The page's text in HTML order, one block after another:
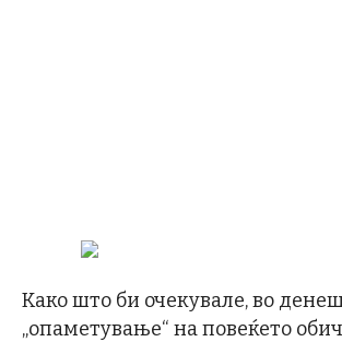
Како што би очекувале, во
„опаметување“ на повеќето